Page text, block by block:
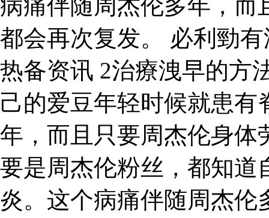
病痛伴随周杰伦多年，而
都会再次复发。 必利勁
热备资讯 2治療洩早的方
己的爱豆年轻时候就患
年，而且只要周杰伦身体
要是周杰伦粉丝，都知道
炎。这个病痛伴随周杰伦